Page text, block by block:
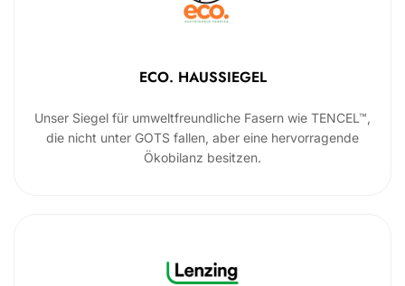
ECO. HAUSSIEGEL
Unser Siegel für umweltfreundliche Fasern wie TENCEL™,
die nicht unter GOTS fallen, aber eine hervorragende
Ökobilanz besitzen.